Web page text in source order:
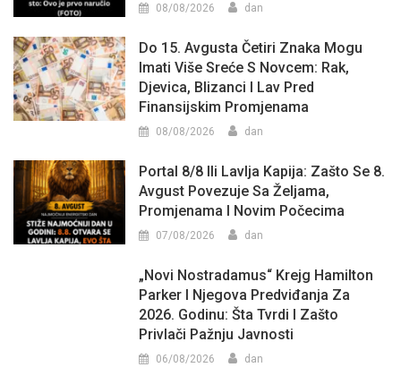
08/08/2026 dan
Do 15. Avgusta Četiri Znaka Mogu
Imati Više Sreće S Novcem: Rak,
Djevica, Blizanci I Lav Pred
Finansijskim Promjenama
08/08/2026 dan
Portal 8/8 Ili Lavlja Kapija: Zašto Se 8.
Avgust Povezuje Sa Željama,
Promjenama I Novim Počecima
07/08/2026 dan
„Novi Nostradamus“ Krejg Hamilton
Parker I Njegova Predviđanja Za
2026. Godinu: Šta Tvrdi I Zašto
Privlači Pažnju Javnosti
06/08/2026 dan